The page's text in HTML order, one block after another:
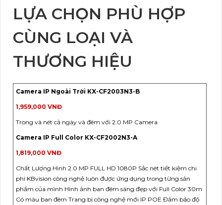
LỰA CHỌN PHÙ HỢP
CÙNG LOẠI VÀ
THƯƠNG HIỆU
Camera IP Ngoài Trời KX-CF2003N3-B
1,959,000 VNĐ
Trong và nét cả ngày và đêm với 2.0 MP Camera
Camera IP Full Color KX-CF2002N3-A
1,819,000 VNĐ
Chất Lượng Hình 2.0 MP FULL HD 1080P Sắc nét tiết kiệm chi
phí KBvision công nghệ luôn được ứng dụng trong từng sản
phẩm của mình Hình ảnh ban đêm sáng đẹp với Full Color 30m
Có màu ban đêm Trang bị công nghệ mới IP POE Đảm bảo độ